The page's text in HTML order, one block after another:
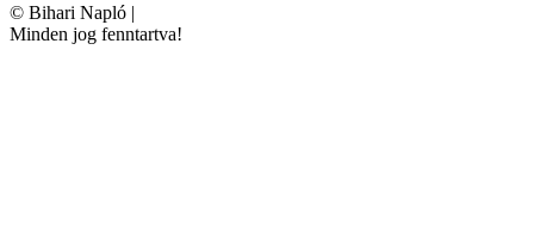
© Bihari Napló |
Minden jog fenntartva!